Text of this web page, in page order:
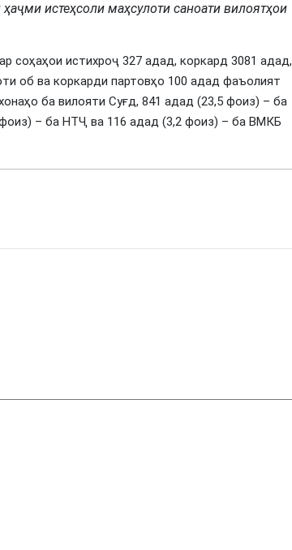
истеҳсоли маҳсулоти саноати вилоятҳои
соҳаҳои истихроҷ 327 адад, коркард 3081 адад,
об ва коркарди партовҳо 100 адад фаъолият
ба вилояти Суғд, 841 адад (23,5 фоиз) – ба
– ба НТҶ ва 116 адад (3,2 фоиз) – ба ВМКБ